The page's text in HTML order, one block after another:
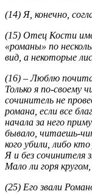
(14) Я, конечно,
(15) Отец Кости
«романы» по
вид, а некоторые
(16) – Люблю
Только я по-своему
сочинитель не
романа, если все
начала за него
бывало, читаешь-
кого убили, либо
Я и без сочинителя
Мало ли горя
(25) Его звали